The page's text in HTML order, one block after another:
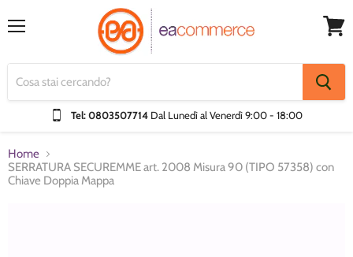
Tel: 0803507714 Dal Lunedì al Venerdì9:00 - 18:00
Home
SERRATURA SECUREMME art. 2008 Misura 90 (TIPO 57358) con
Chiave Doppia Mappa